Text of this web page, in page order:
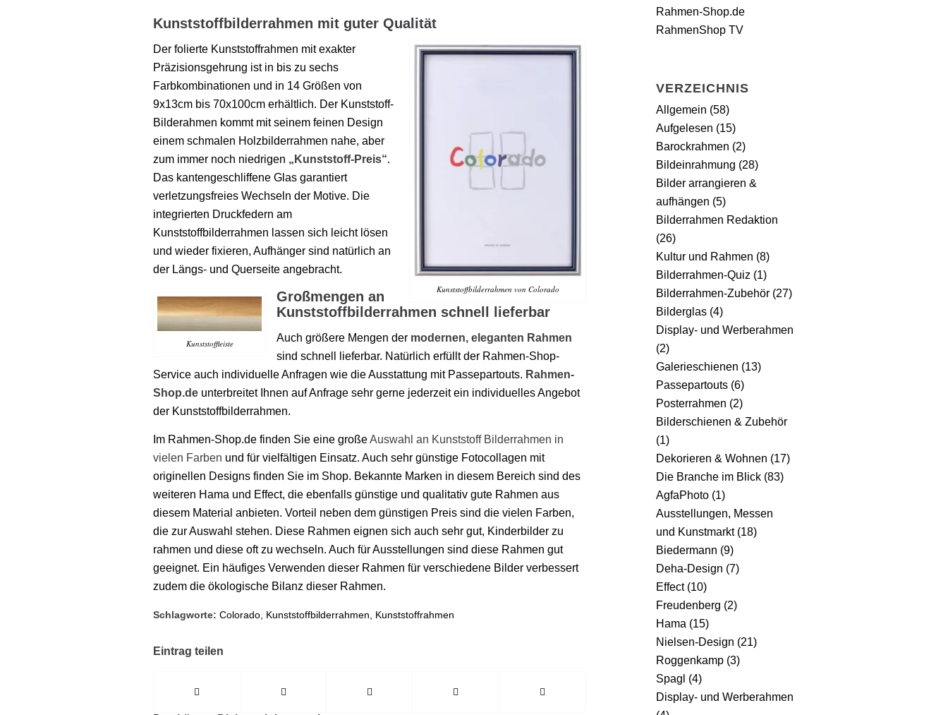
Kunststoffbilderrahmen mit guter Qualität
Kunststoffbilderrahmen von Colorado
Der folierte Kunststoffrahmen mit exakter
Präzisionsgehrung ist in bis zu sechs
Farbkombinationen und in 14 Größen von
9x13cm bis 70x100cm erhältlich. Der Kunststoff-
Bilderahmen kommt mit seinem feinen Design
einem schmalen Holzbilderrahmen nahe, aber
zum immer noch niedrigen „Kunststoff-Preis“.
Das kantengeschliffene Glas garantiert
verletzungsfreies Wechseln der Motive. Die
integrierten Druckfedern am
Kunststoffbilderrahmen lassen sich leicht lösen
und wieder fixieren, Aufhänger sind natürlich an
der Längs- und Querseite angebracht.
Kunststoffleiste
Großmengen an
Kunststoffbilderrahmen schnell lieferbar
Auch größere Mengen der modernen, eleganten Rahmen
sind schnell lieferbar. Natürlich erfüllt der Rahmen-Shop-
Service auch individuelle Anfragen wie die Ausstattung mit Passepartouts. Rahmen-
Shop.de unterbreitet Ihnen auf Anfrage sehr gerne jederzeit ein individuelles Angebot
der Kunststoffbilderrahmen.
Im Rahmen-Shop.de finden Sie eine großeAuswahl an Kunststoff Bilderrahmen in
vielen Farben und für vielfältigen Einsatz. Auch sehr günstige Fotocollagen mit
originellen Designs finden Sie im Shop. Bekannte Marken in diesem Bereich sind des
weiteren Hama und Effect, die ebenfalls günstige und qualitativ gute Rahmen aus
diesem Material anbieten. Vorteil neben dem günstigen Preis sind die vielen Farben,
die zur Auswahl stehen. Diese Rahmen eignen sich auch sehr gut, Kinderbilder zu
rahmen und diese oft zu wechseln. Auch für Ausstellungen sind diese Rahmen gut
geeignet. Ein häufiges Verwenden dieser Rahmen für verschiedene Bilder verbessert
zudem die ökologische Bilanz dieser Rahmen.
Schlagworte: Colorado Kunststoffbilderrahmen Kunststoffrahmen
Eintrag teilen
Rahmen-Shop.de
RahmenShop TV
VERZEICHNIS
Allgemein (58)
Aufgelesen (15)
Barockrahmen (2)
Bildeinrahmung (28)
Bilder arrangieren &
aufhängen (5)
Bilderrahmen Redaktion
(26)
Kultur und Rahmen (8)
Bilderrahmen-Quiz (1)
Bilderrahmen-Zubehör (27)
Bilderglas (4)
Display- und Werberahmen
(2)
Galerieschienen (13)
Passepartouts (6)
Posterrahmen (2)
Bilderschienen & Zubehör
(1)
Dekorieren & Wohnen (17)
Die Branche im Blick (83)
AgfaPhoto (1)
Ausstellungen, Messen
und Kunstmarkt(18)
Biedermann (9)
Deha-Design (7)
Effect(10)
Freudenberg (2)
Hama (15)
Nielsen-Design (21)
Roggenkamp (3)
Spagl (4)
Display- und Werberahmen